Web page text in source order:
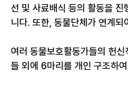
선 및 사료배식 등의 활동을
니다. 또한, 동물단체가 연계
여러 동물보호활동가들의 헌
들 외에 6마리를 개인 구조하